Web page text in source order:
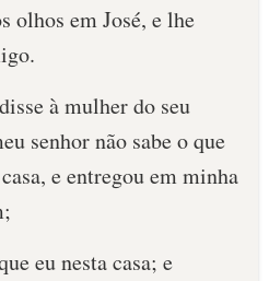
olhos em José, e lhe
à mulher do seu
senhor não sabe o que
e entregou em minha
eu nesta casa; e